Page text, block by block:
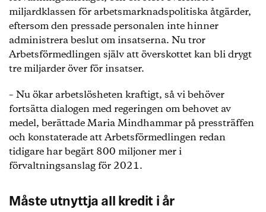
miljardklassen för arbetsmarknadspolitiska åtgärder,
eftersom den pressade personalen inte hinner
administrera beslut om insatserna. Nu tror
Arbetsförmedlingen själv att överskottet kan bli drygt
tre miljarder över för insatser.
– Nu ökar arbetslösheten kraftigt, så vi behöver
fortsätta dialogen med regeringen om behovet av
medel, berättade Maria Mindhammar på pressträffen
och konstaterade att Arbetsförmedlingen redan
tidigare har begärt 800 miljoner mer i
förvaltningsanslag för 2021.
Måste utnyttja all kredit i år